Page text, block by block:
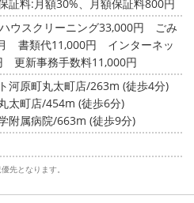
料:月額30%、月額保証料800円
ハウスクリーニング33,000円 ごみ
書類代11,000円 インターネッ
更新事務手数料11,000円
河原町丸太町店/263m (徒歩4分)
太町店/454m (徒歩6分)
附属病院/663m (徒歩9分)
先となります。